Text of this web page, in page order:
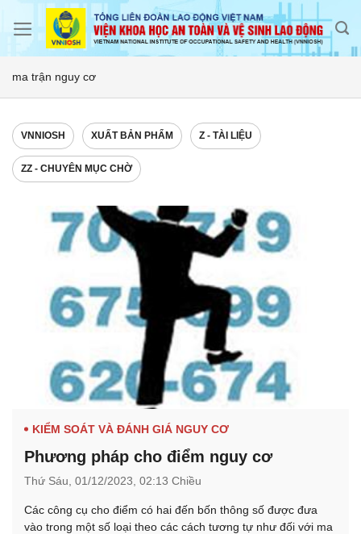
ma trận nguy cơ
VNNIOSH XUẤT BẢN PHẨM Z - TÀI LIỆU
ZZ - CHUYÊN MỤC CHỜ
KIỂM SOÁT VÀ ĐÁNH GIÁ NGUY CƠ
Phương pháp cho điểm nguy cơ
Thứ Sáu, 01/12/2023, 02:13 Chiều
Các công cụ cho điểm có hai đến bốn thông số được đưa
vào trong một số loại theo các cách tương tự như đối với ma